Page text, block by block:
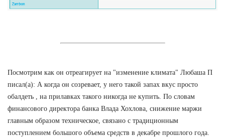
Посмотрим как он отреагирует на "изменение климата" Любаша П
писал(а): А когда он созревает, у него такой запах вкус просто
обалдеть , на прилавках такого никогда не купить. По словам
финансового директора банка Влада Хохлова, снижение маржи
главным образом техническое, связано с традиционным
поступлением большого объема средств в декабре прошлого года.